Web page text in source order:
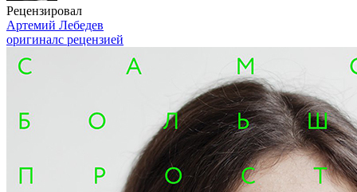
Рецензировал
Артемий Лебедев
оригиналс рецензией